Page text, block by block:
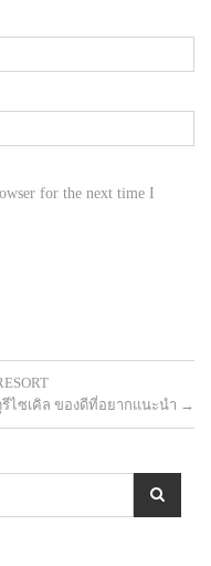
for the next time I
ไซเคิล ของดีที่อยากแนะนำ →